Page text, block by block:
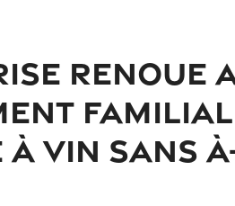
RENOUE
À VIN SANS